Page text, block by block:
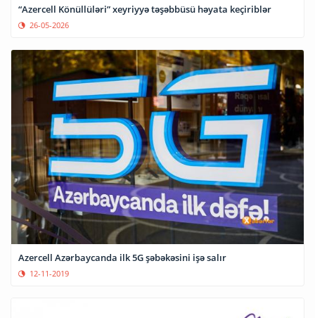
“Azercell Könüllüləri” xeyriyyə təşəbbüsü həyata keçiriblər
26-05-2026
Azercell Azərbaycanda ilk 5G şəbəkəsini işə salır
12-11-2019